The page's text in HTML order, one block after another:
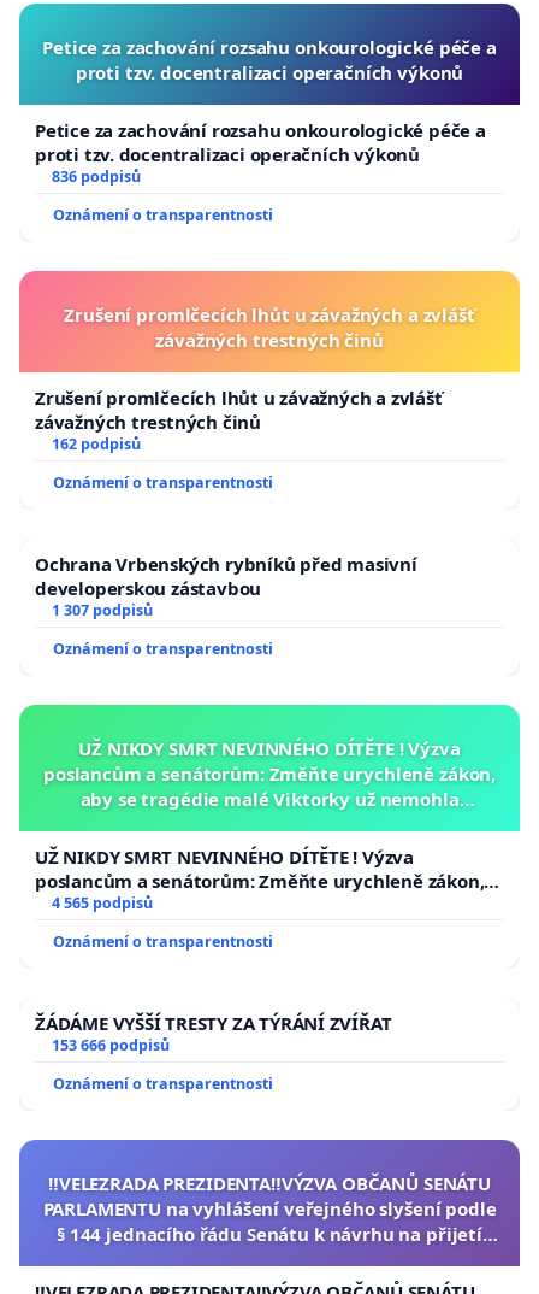
Petice za zachování rozsahu onkourologické péče a
proti tzv. docentralizaci operačních výkonů
Petice za zachování rozsahu onkourologické péče a
proti tzv. docentralizaci operačních výkonů
836 podpisů
Oznámení o transparentnosti
Zrušení promlčecích lhůt u závažných a zvlášť
závažných trestných činů
Zrušení promlčecích lhůt u závažných a zvlášť
závažných trestných činů
162 podpisů
Oznámení o transparentnosti
Ochrana Vrbenských rybníků před masivní
developerskou zástavbou
1 307 podpisů
Oznámení o transparentnosti
UŽ NIKDY SMRT NEVINNÉHO DÍTĚTE ! Výzva
poslancům a senátorům: Změňte urychleně zákon,
aby se tragédie malé Viktorky už nemohla
UŽ NIKDY SMRT NEVINNÉHO DÍTĚTE ! Výzva
poslancům a senátorům: Změňte urychleně zákon,
aby se tragédie malé Viktorky už nemohla opakovat!
4 565 podpisů
Oznámení o transparentnosti
ŽÁDÁME VYŠŠÍ TRESTY ZA TÝRÁNÍ ZVÍŘAT
153 666 podpisů
Oznámení o transparentnosti
‼️VELEZRADA PREZIDENTA‼️VÝZVA OBČANŮ SENÁTU
PARLAMENTU na vyhlášení veřejného slyšení podle
§ 144 jednacího řádu Senátu k návrhu na přijetí
republiky